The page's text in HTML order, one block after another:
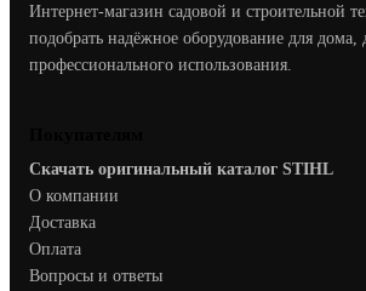
Интернет-магазин садовой и строительной
подобрать надёжное оборудование для дома,
профессионального использования.
Скачать оригинальный каталог STIHL
О компании
Доставка
Оплата
Вопросы и ответы